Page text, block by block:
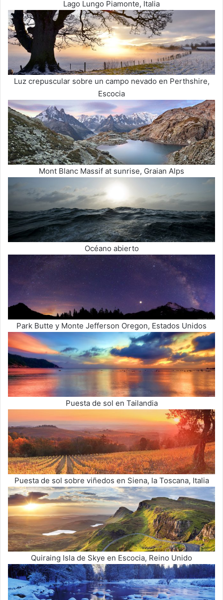
Lago Lungo Piamonte, Italia
Luz crepuscular sobre un campo nevado en Perthshire,
Escocia
Mont Blanc Massif at sunrise, Graian Alps
Océano abierto
Park Butte y Monte Jefferson Oregon, Estados Unidos
Puesta de sol en Tailandia
Puesta de sol sobre viñedos en Siena, la Toscana, Italia
Quiraing Isla de Skye en Escocia, Reino Unido